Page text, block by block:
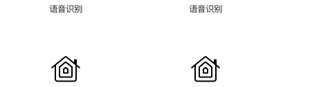
语音识别 语音识别